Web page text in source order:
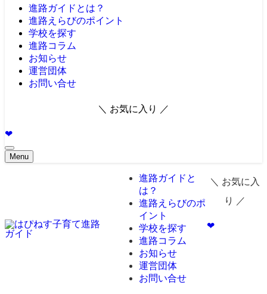
進路ガイドとは？
進路えらびのポイント
学校を探す
進路コラム
お知らせ
運営団体
お問い合せ
＼ お気に入り ／
❤︎
Menu
進路ガイドと
は？
進路えらびのポ
イント
学校を探す
進路コラム
お知らせ
運営団体
お問い合せ
＼ お気に入
り ／
❤︎